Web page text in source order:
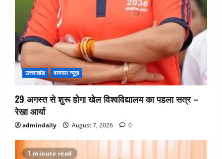
उत्तराखंड वायरल न्यूज़
29 अगस्त से शुरू होगा खेल विश्वविद्यालय का पहला सत्र –
रेखा आर्या
admindaily August 7, 2026 0
1 minute read